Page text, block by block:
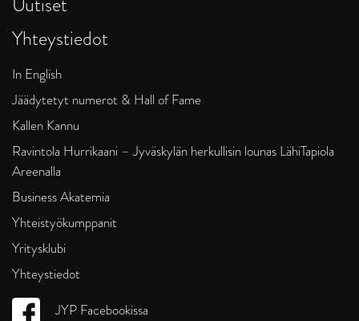
Yhteystiedot
In English
Jäädytetyt numerot & Hall of Fame
Kallen Kannu
Ravintola Hurrikaani – Jyväskylän herkullisin lounas LähiTapiola
Areenalla
Business Akatemia
Yhteistyökumppanit
Yritysklubi
Yhteystiedot
JYP Facebookissa